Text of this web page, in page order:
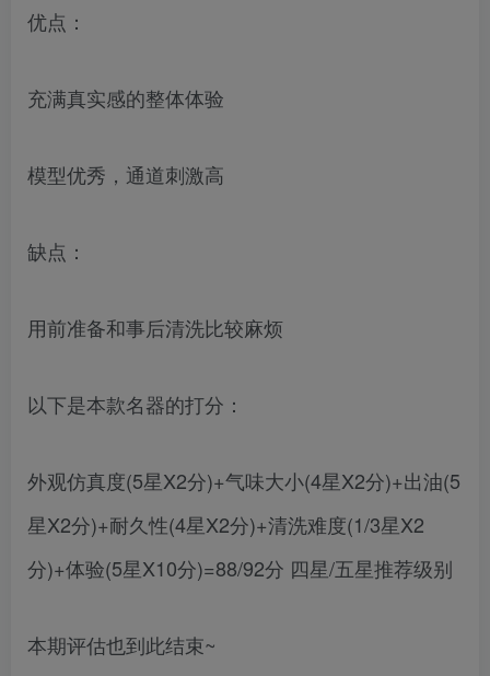
优点：
充满真实感的整体体验
模型优秀，通道刺激高
缺点：
用前准备和事后清洗比较麻烦
以下是本款名器的打分：
外观仿真度(5星X2分)+气味大小(4星X2分)+出油(5
星X2分)+耐久性(4星X2分)+清洗难度(1/3星X2
分)+体验(5星X10分)=88/92分 四星/五星推荐级别
本期评估也到此结束~